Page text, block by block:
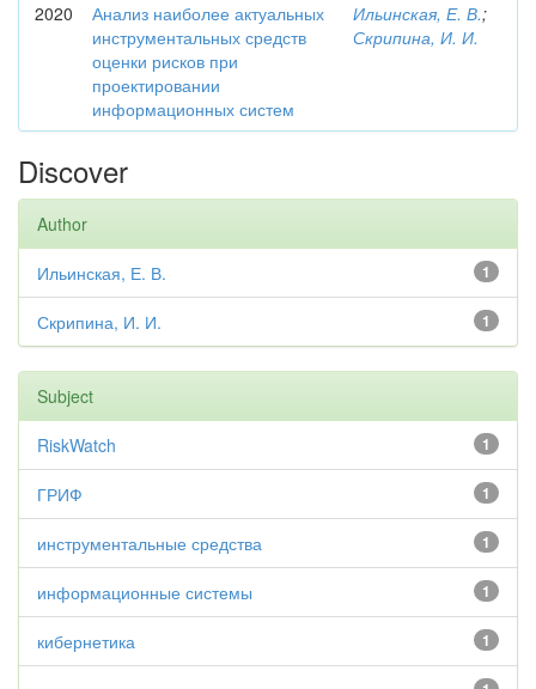
2020
Анализ наиболее актуальных
инструментальных средств
оценки рисков при
проектировании
информационных систем
Ильинская, Е. В.;
Скрипина, И. И.
Discover
Author
1
Ильинская, Е. В.
1
Скрипина, И. И.
Subject
1
RiskWatch
1
ГРИФ
1
инструментальные средства
1
информационные системы
1
кибернетика